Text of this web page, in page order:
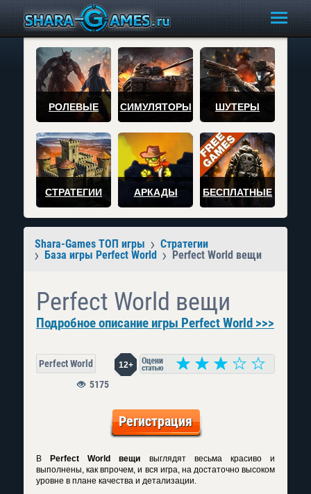
РОЛЕВЫЕ СИМУЛЯТОРЫ ШУТЕРЫ
СТРАТЕГИИ АРКАДЫ БЕСПЛАТНЫЕ
Shara-Games ТОП игры
Стратегии
База игры Perfect World
Perfect World вещи
Perfect World вещи
Подробное описание игры Perfect World >>>
Perfect World 12+
5175
Регистрация
В Perfect World вещи выглядят весьма красиво и
выполнены, как впрочем, и вся игра, на достаточно высоком
уровне в плане качества и детализации.